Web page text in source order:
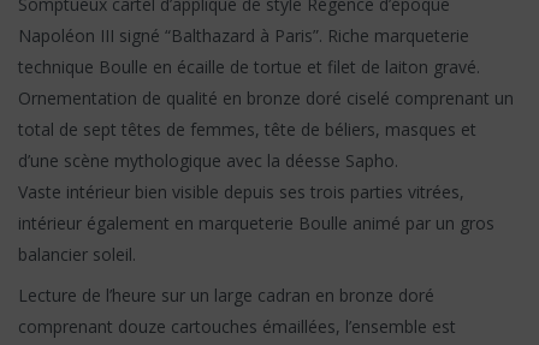
Somptueux cartel d’applique de style Régence d’époque
Napoléon III signé “Balthazard à Paris”. Riche marqueterie
technique Boulle en écaille de tortue et filet de laiton gravé.
Ornementation de qualité en bronze doré ciselé comprenant un
total de sept têtes de femmes, tête de béliers, masques et
d’une scène mythologique avec la déesse Sapho.
Vaste intérieur bien visible depuis ses trois parties vitrées,
intérieur également en marqueterie Boulle animé par un gros
balancier soleil.
Lecture de l’heure sur un large cadran en bronze doré
comprenant douze cartouches émaillées, l’ensemble est